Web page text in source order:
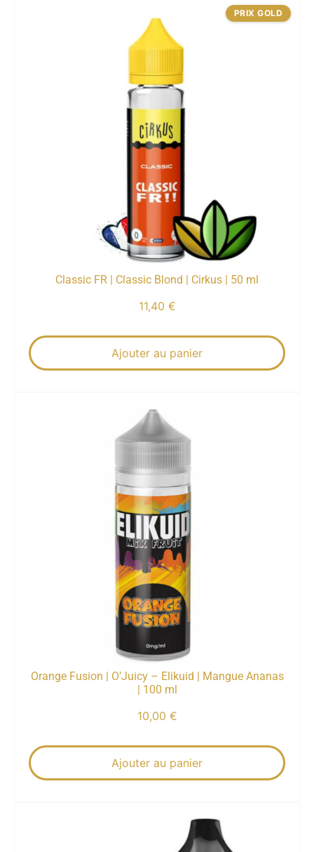
Classic FR | Classic Blond | Cirkus | 50 ml
11,40 €
Ajouter au panier
PRIX GOLD
Orange Fusion | O’Juicy – Elikuid | Mangue Ananas
| 100 ml
10,00 €
Ajouter au panier